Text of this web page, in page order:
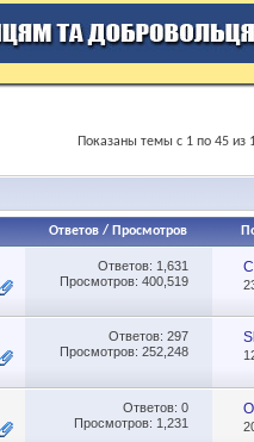
Показаны темы с 1 по 45 из
Ответов/ Просмотров
Ответов: 1,631
Просмотров: 400,519
Ответов: 297
Просмотров: 252,248
Ответов: 0
Просмотров: 1,231